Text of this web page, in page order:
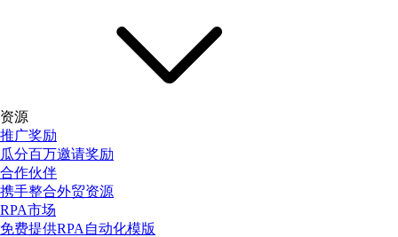
资源
推广奖励
瓜分百万邀请奖励
合作伙伴
携手整合外贸资源
RPA市场
免费提供RPA自动化模版